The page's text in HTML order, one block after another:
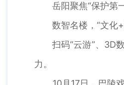
岳阳聚焦“保护第一
数智名楼，“文化+
扫码“云游”、3D数
力。